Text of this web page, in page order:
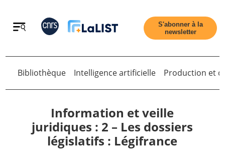
Retour
S'abonner à la
newsletter
Bibliothèque Intelligence artificielle Production et
Information et veille
juridiques : 2 – Les dossiers
législatifs : Légifrance